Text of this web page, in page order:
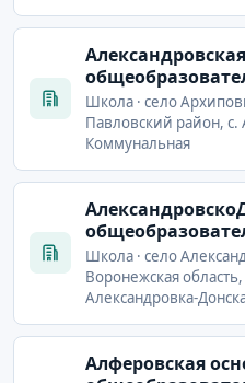
Школа · село
Павловский район, с.
Коммунальная
Школа · село
Воронежская
Александровка-
Алферовская